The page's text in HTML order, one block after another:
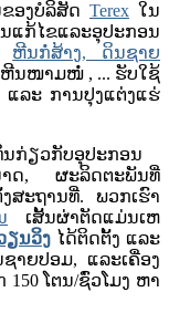
ອງບໍລິສັດ Terex ​ໃນ​
ແກ້ໄຂແລະອຸປະກອນ
ຫີນ​ກໍ່​ສ້າງ​, ດິນຊາຍ
ນໜາມໜໍ່ , ... ຮັບໃຊ້
ແລະ ການປຸງແຕ່ງແຮ່
ນກ່ຽວກັບອຸປະກອນ
າດ, ຜະລິດຕະພັນທີ່
ສະຖານທີ່. ພວກເຮົາ
ເສັ້ນຜ່າຕັດແມ່ນເຫ
ຽນວິງ ໄດ້​ຕິດ​ຕັ້ງ ​ແລະ
າຍ​ປອມ, ​ແລະ​ເຄື່ອງ​
ໂຕນ/ຊົ່ວ​ໂມງ ຫາ